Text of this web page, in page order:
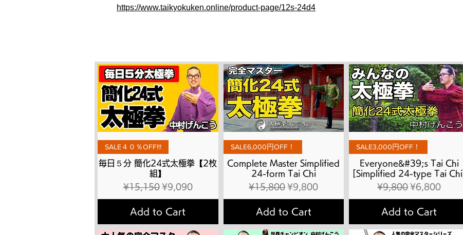
https://www.taikyokuken.online/product-page/12s-24d4
Quick View
SALE４０％OFF!!!
毎日５分 簡化24式太極拳【2枚
組】
Regular Price
¥15,150 Sale Price
¥9,090
Add to Cart
Quick View
SALE6,000円OFF！
Complete Master Simplified
24-form Tai Chi
Regular Price
¥15,800 Sale Price
¥9,800
Add to Cart
Quick View
SALE3,000円OFF！
Everyone&#39;s Tai Chi
[Simplified 24-type Tai Chi]
Regular Price
¥9,800 Sale Price
¥6,800
Add to Cart